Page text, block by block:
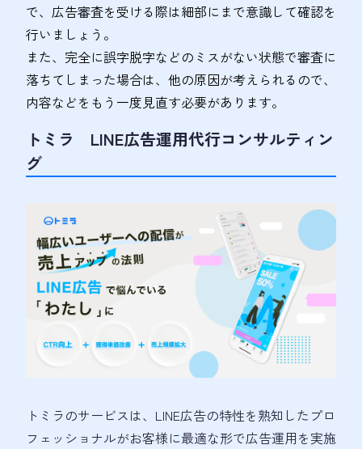
で、広告審査を受ける際は細部にまで意識して確認を
行いましょう。
また、完全に誤字脱字などのミスがない状態で審査に
落ちてしまった場合は、他の原因が考えられるので、
内容などをもう一度見直す必要があります。
トミラ LINE広告運用代行コンサルティン
グ
トミラのサービスは、LINE広告の特性を熟知したプロ
フェッショナルがお客様に最適な形で広告運用を実施